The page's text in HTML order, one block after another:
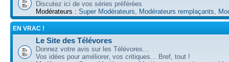
Discutez ici de vos séries préférées
Modérateurs : Super Modérateurs Modérateurs remplaçants
EN VRAC !
Le Site des Télévores
Donnez votre avis sur les Télévores...
Vos idées pour améliorer, vos critiques... Bref, tout !